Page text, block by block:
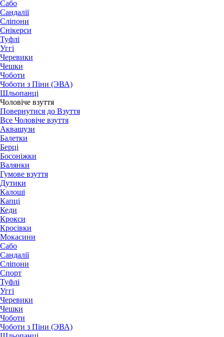
Сабо
Сандалії
Сліпони
Снікерси
Туфлі
Уггі
Черевики
Чешки
Чоботи
Чоботи з Піни (ЭВА)
Шльопанці
Чоловіче взуття
Повернутися до Взуття
Все Чоловіче взуття
Аквашузи
Балетки
Берці
Босоніжки
Валянки
Гумове взуття
Дутики
Калоші
Капці
Кеди
Крокси
Кросівки
Мокасини
Сабо
Сандалії
Сліпони
Спорт
Туфлі
Уггі
Черевики
Чешки
Чоботи
Чоботи з Піни (ЭВА)